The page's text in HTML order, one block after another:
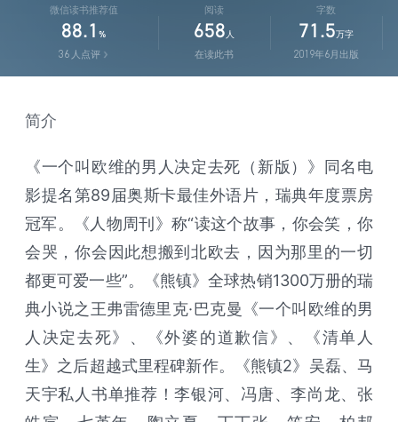
微信读书推荐值
88.1 %
36 人点评
阅读
658 人
在读此书
字数
71.5 万字
2019年6月出版
简介
《一个叫欧维的男人决定去死（新版）》同名电
影提名第89届奥斯卡最佳外语片，瑞典年度票房
冠军。《人物周刊》称“读这个故事，你会笑，你
会哭，你会因此想搬到北欧去，因为那里的一切
都更可爱一些”。《熊镇》全球热销1300万册的瑞
典小说之王弗雷德里克·巴克曼《一个叫欧维的男
人决定去死》、《外婆的道歉信》、《清单人
生》之后超越式里程碑新作。《熊镇2》吴磊、马
天宇私人书单推荐！李银河、冯唐、李尚龙、张